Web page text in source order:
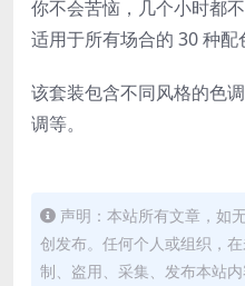
你不会苦恼，几个小时都
适用于所有场合的 30 种配
该套装包含不同风格的色
调等。
声明：本站所有文章，如
创发布。任何个人或组织，
制、盗用、采集、发布本站